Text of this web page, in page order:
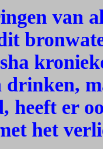
van
heeft er
het